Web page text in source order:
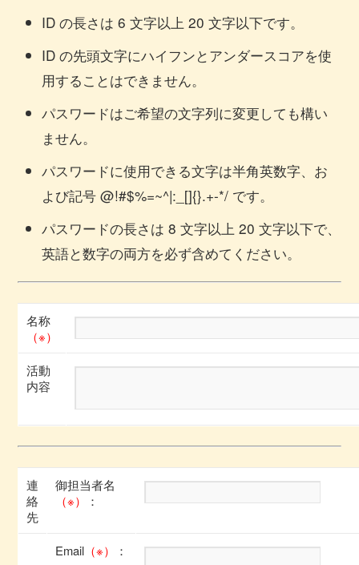
ID の長さは 6 文字以上 20 文字以下です。
ID の先頭文字にハイフンとアンダースコアを使
用することはできません。
パスワードはご希望の文字列に変更しても構い
ません。
パスワードに使用できる文字は半角英数字、お
よび記号 @!#$%=~^|:_[]{}.+-*/ です。
パスワードの長さは 8 文字以上 20 文字以下で、
英語と数字の両方を必ず含めてください。
名称
（※）
活動
内容
連
絡
先
御担当者名
（※）
：
Email （※） ：